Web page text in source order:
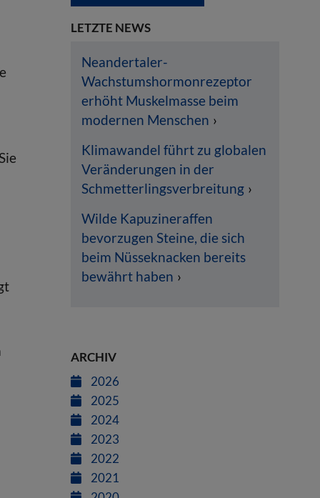
LETZTE NEWS
Neandertaler-
Wachstumshormonrezeptor
erhöht Muskelmasse beim
modernen Menschen
Klimawandel führt zu globalen
Veränderungen in der
Schmetterlingsverbreitung
Wilde Kapuzineraffen
bevorzugen Steine, die sich
beim Nüsseknacken bereits
bewährt haben
ARCHIV
2026
2025
2024
2023
2022
2021